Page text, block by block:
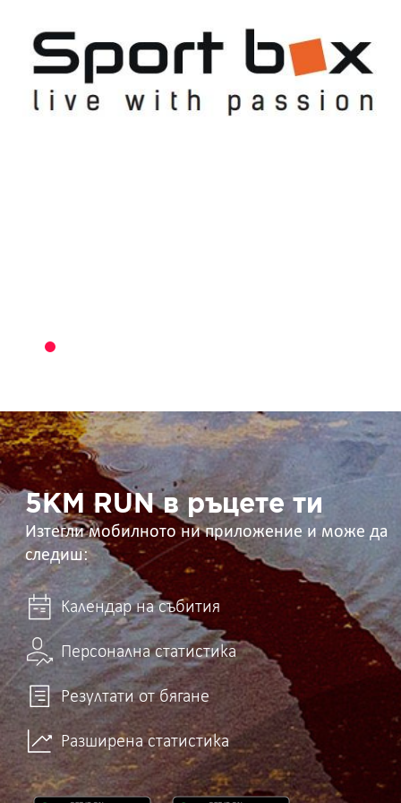
5KM
RUN
в
ръцете
ти 5KM RUN в ръцете ти
Изтегли мобилното ни приложение и може да
следиш:
Календар на събития
Персонална статистика
Резултати от бягане
Разширена статистика